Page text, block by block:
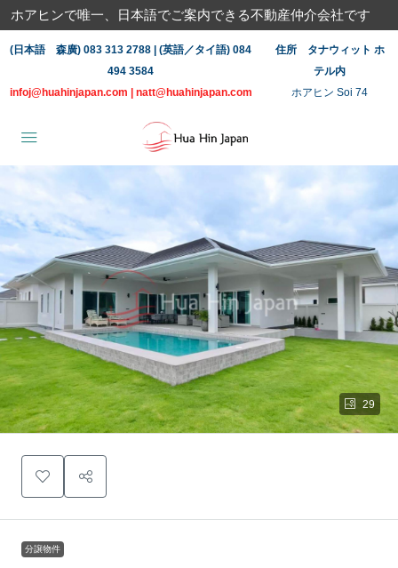
ホアヒンで唯一、日本語でご案内できる不動産仲介会社です
(日本語 森廣) 083 313 2788 | (英語／タイ語) 084
494 3584
infoj@huahinjapan.com
natt@huahinjapan.com
住所 タナウィット ホ
テル内
ホアヒン Soi 74
29
分譲物件